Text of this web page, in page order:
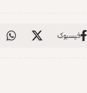
فیسبوک